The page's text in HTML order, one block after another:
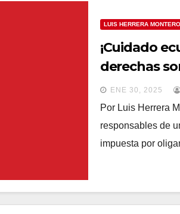
LUIS HERRERA MONTERO
¡Cuidado
derechas
pendejismo
ENE 30, 2025
Por Luis Herrera
responsables de
impuesta por